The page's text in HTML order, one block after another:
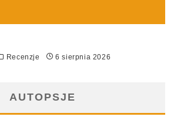
Recenzje 6 sierpnia 2026
AUTOPSJE